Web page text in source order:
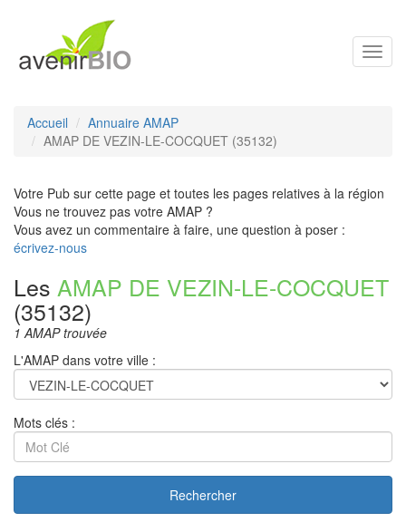
Accueil
Annuaire AMAP
AMAP DE VEZIN-LE-COCQUET (35132)
Votre Pub sur cette page et toutes les pages relatives à la région
Vous ne trouvez pas votre AMAP ?
Vous avez un commentaire à faire, une question à poser :
écrivez-nous
Les AMAP DE VEZIN-LE-COCQUET
(35132)
1 AMAP trouvée
L'AMAP dans votre ville :
Mots clés :
Rechercher